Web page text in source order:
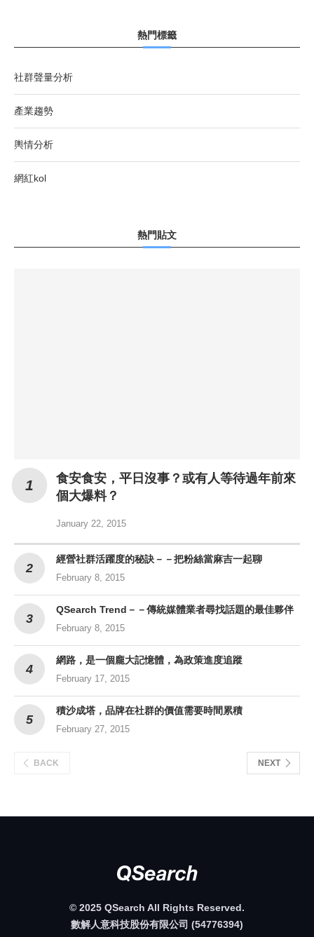
熱門標籤
社群聲量分析
產業趨勢
輿情分析
網紅kol
熱門貼文
食安食安，平日沒事？或有人等待過年前來
個大爆料？
January 22, 2015
經營社群活躍度的秘訣－－把粉絲當麻吉一起聊
February 8, 2015
QSearch Trend－－傳統媒體業者尋找話題的最佳夥伴
February 8, 2015
網路，是一個龐大記憶體，為政策進度追蹤
February 17, 2015
積沙成塔，品牌在社群的價值需要時間累積
February 27, 2015
BACK NEXT
© 2025 QSearch All Rights Reserved.
數解人意科技股份有限公司 (54776394)